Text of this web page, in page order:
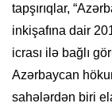
tapşırıqlar,
inkişafına dair
icrası ilə bağlı
Azərbaycan
sahələrdən biri